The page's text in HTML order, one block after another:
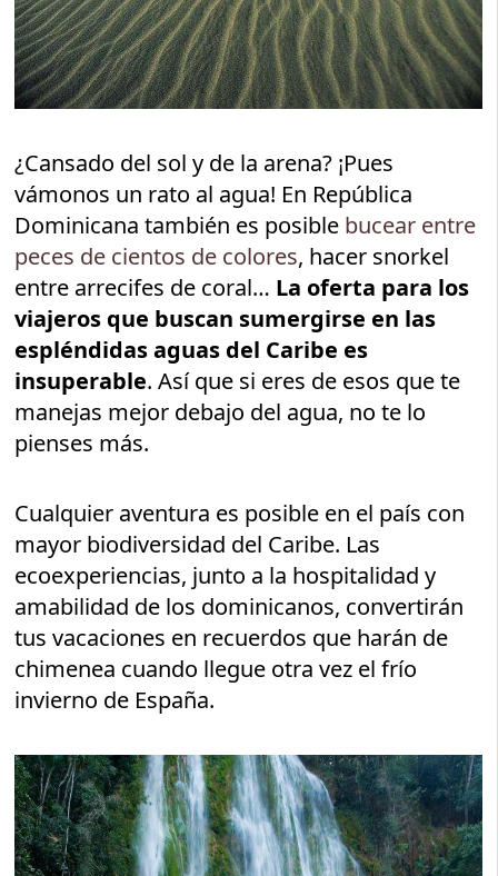
¿Cansado del sol y de la arena? ¡Pues
vámonos un rato al agua! En República
Dominicana también es posible bucear entre
peces de cientos de colores, hacer snorkel
entre arrecifes de coral… La oferta para los
viajeros que buscan sumergirse en las
espléndidas aguas del Caribe es
insuperable. Así que si eres de esos que te
manejas mejor debajo del agua, no te lo
pienses más.
Cualquier aventura es posible en el país con
mayor biodiversidad del Caribe. Las
ecoexperiencias, junto a la hospitalidad y
amabilidad de los dominicanos, convertirán
tus vacaciones en recuerdos que harán de
chimenea cuando llegue otra vez el frío
invierno de España.